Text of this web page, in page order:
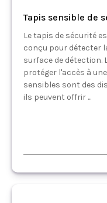
Tapis sensible de
Le tapis de sécurité
conçu pour détecter
surface de détection.
protéger l'accès à
sensibles sont des
ils peuvent offrir ...